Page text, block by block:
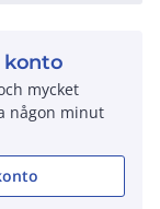
konto
mycket
någon minut